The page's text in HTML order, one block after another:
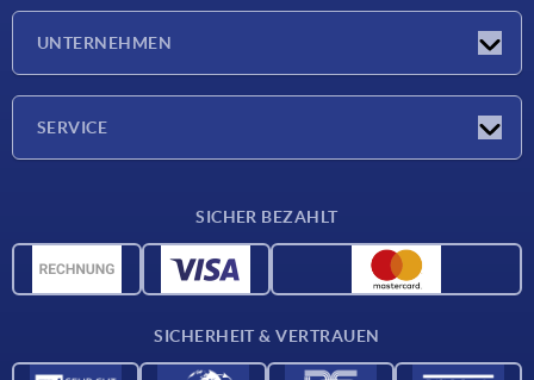
UNTERNEHMEN
SERVICE
CAD-Daten
SICHER BEZAHLT
SICHERHEIT & VERTRAUEN